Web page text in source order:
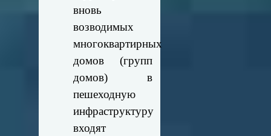
вновь
возводимых
многоквартирных
домов (групп
домов) в
пешеходную
инфраструктуру
входят